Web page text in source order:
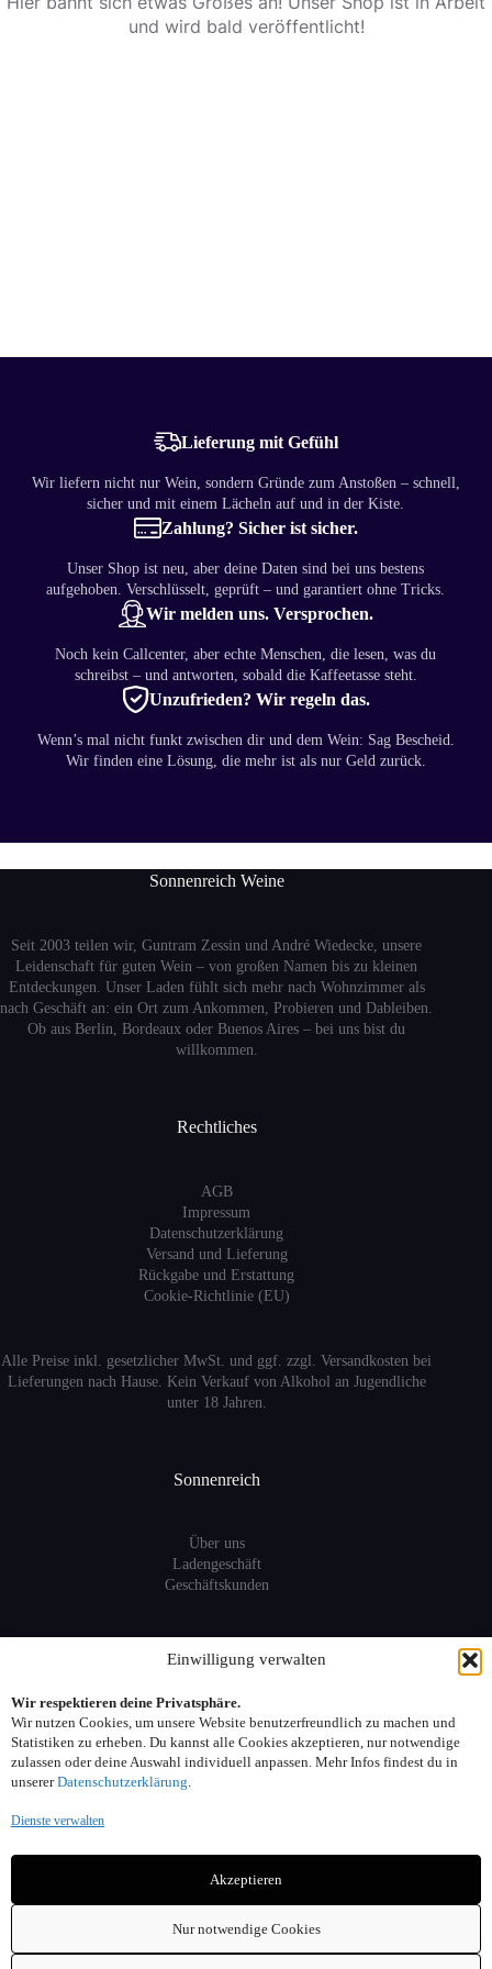
Einwilligung verwalten
Wir respektieren deine Privatsphäre.
Wir nutzen Cookies, um unsere Website benutzerfreundlich zu machen und
Statistiken zu erheben. Du kannst alle Cookies akzeptieren, nur notwendige
zulassen oder deine Auswahl individuell anpassen. Mehr Infos findest du in
unsererDatenschutzerklärung.
Dienste verwalten
Akzeptieren
Nur notwendige Cookies
und wird bald veröffentlicht!
Lieferung mit Gefühl
Wir liefern nicht nur Wein, sondern Gründe zum Anstoßen – schnell,
sicher und mit einem Lächeln auf und in der Kiste.
Zahlung? Sicher ist sicher.
Unser Shop ist neu, aber deine Daten sind bei uns bestens
aufgehoben. Verschlüsselt, geprüft – und garantiert ohne Tricks.
Wir melden uns. Versprochen.
Noch kein Callcenter, aber echte Menschen, die lesen, was du
schreibst – und antworten, sobald die Kaffeetasse steht.
Unzufrieden? Wir regeln das.
Wenn’s mal nicht funkt zwischen dir und dem Wein: Sag Bescheid.
Wir finden eine Lösung, die mehr ist als nur Geld zurück.
Sonnenreich Weine
Seit 2003 teilen wir, Guntram Zessin und André Wiedecke, unsere
Leidenschaft für guten Wein – von großen Namen bis zu kleinen
Entdeckungen. Unser Laden fühlt sich mehr nach Wohnzimmer als
nach Geschäft an: ein Ort zum Ankommen, Probieren und Dableiben.
Ob aus Berlin, Bordeaux oder Buenos Aires – bei uns bist du
willkommen.
Rechtliches
AGB
Impressum
Datenschutzerklärung
Versand und Lieferung
Rückgabe und Erstattung
Cookie-Richtlinie (EU)
Alle Preise inkl. gesetzlicher MwSt. und ggf. zzgl. Versandkosten bei
Lieferungen nach Hause. Kein Verkauf von Alkohol an Jugendliche
unter 18 Jahren.
Sonnenreich
Über uns
Ladengeschäft
Geschäftskunden
Information
Sitemap
FAQ
Adresse: Seelower Strasse 6, 10439 Berlin
Email: info(at)sonnenreich-weine.de